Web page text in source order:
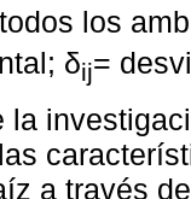
los
δij=
la
a través